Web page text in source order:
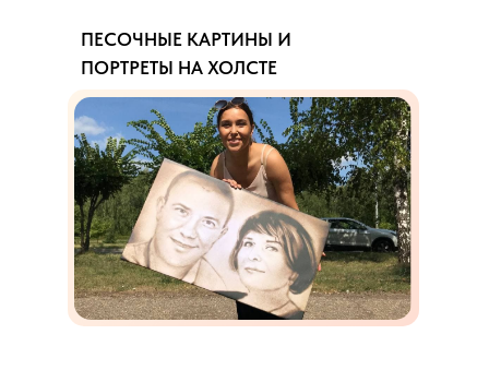
ПЕСОЧНЫЕ КАРТИНЫ И
ПОРТРЕТЫ НА ХОЛСТЕ